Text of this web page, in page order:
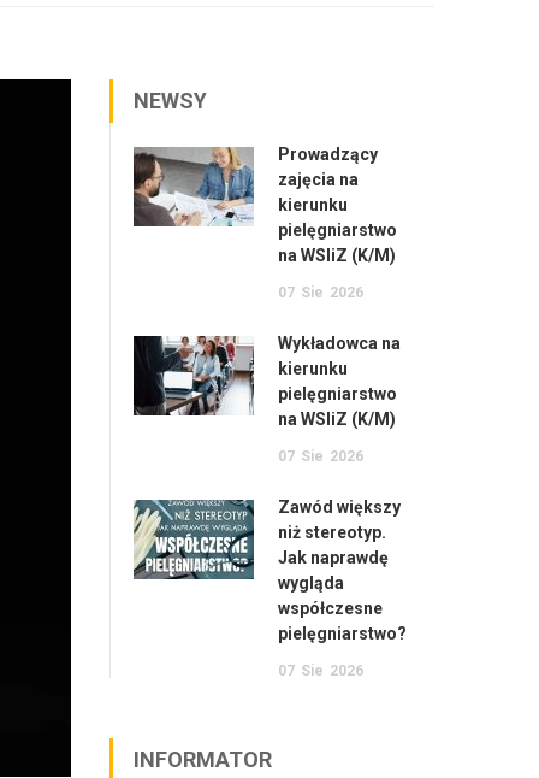
NEWSY
Prowadzący
zajęcia na
kierunku
pielęgniarstwo
na WSIiZ (K/M)
07 Sie 2026
Wykładowca na
kierunku
pielęgniarstwo
na WSIiZ (K/M)
07 Sie 2026
Zawód większy
niż stereotyp.
Jak naprawdę
wygląda
współczesne
pielęgniarstwo?
07 Sie 2026
INFORMATOR